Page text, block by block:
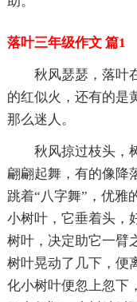
落叶三年级作文 篇1
秋风瑟瑟，落叶
的红似火，还有的是
那么迷人。
秋风掠过枝头，
翩翩起舞，有的像降
跳着“八字舞”，优雅
小树叶，它垂着头，
树叶，决定助它一臂
树叶晃动了几下，便
化小树叶便忽上忽下